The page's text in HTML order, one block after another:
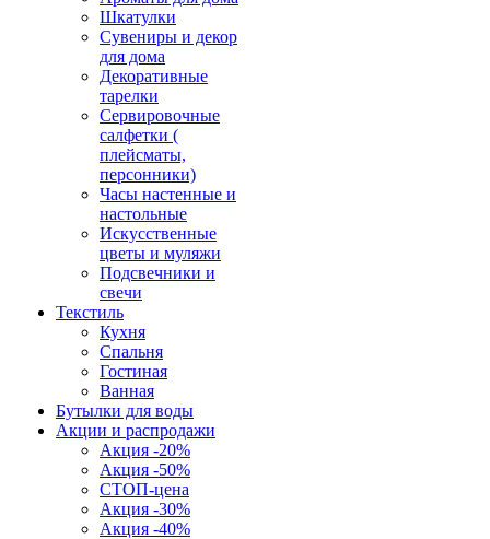
Шкатулки
Сувениры и декор
для дома
Декоративные
тарелки
Сервировочные
салфетки (
плейсматы,
персонники)
Часы настенные и
настольные
Искусственные
цветы и муляжи
Подсвечники и
свечи
Текстиль
Кухня
Спальня
Гостиная
Ванная
Бутылки для воды
Акции и распродажи
Акция -20%
Акция -50%
СТОП-цена
Акция -30%
Акция -40%